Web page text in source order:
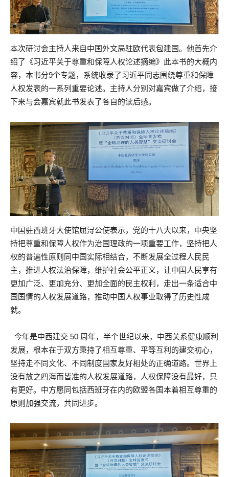
本次研讨会主持人来自中国外文局驻欧代表包建国。他首先介
绍了《习近平关于尊重和保障人权论述摘编》此本书的大概内
容，本书分9个专题，系统收录了习近平同志围绕尊重和保障
人权发表的一系列重要论述。主持人分别对嘉宾做了介绍，接
下来与会嘉宾就此书发表了各自的读后感。
中国驻西班牙大使馆屈浔公使表示，党的十八大以来，中央坚
持把尊重和保障人权作为治国理政的一项重要工作，坚持把人
权的普遍性原则同中国实际相结合，不断发展全过程人民民
主，推进人权法治保障，维护社会公平正义，让中国人民享有
更加广泛、更加充分、更加全面的民主权利，走出一条适合中
国国情的人权发展道路，推动中国人权事业取得了历史性成
就。
今年是中西建交 50 周年，半个世纪以来，中西关系健康顺利
发展，根本在于双方秉持了相互尊重、平等互利的建交初心，
坚持走不同文化、不同制度国家友好相处的正确道路。世界上
没有放之四海而皆准的人权发展道路，人权保障没有最好，只
有更好。中方愿同包括西班牙在内的欧盟各国本着相互尊重的
原则加强交流，共同进步。